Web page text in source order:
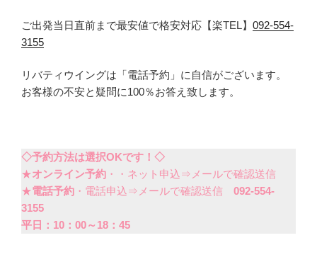
ご出発当日直前まで最安値で格安対応【楽TEL】 092-554-
3155
リバティウイングは「電話予約」に自信がございます。
お客様の不安と疑問に100％お答え致します。
◇予約方法は選択OKです！◇
★オンライン予約 ・・ネット申込⇒メールで確認送信
★電話予約 ・電話申込⇒メールで確認送信 092-554-
3155
平日：10：00～18：45